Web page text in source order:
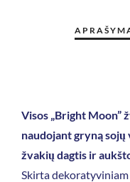
Visos „Bright Moon”
naudojant gryną
žvakių dagtis ir
Skirta